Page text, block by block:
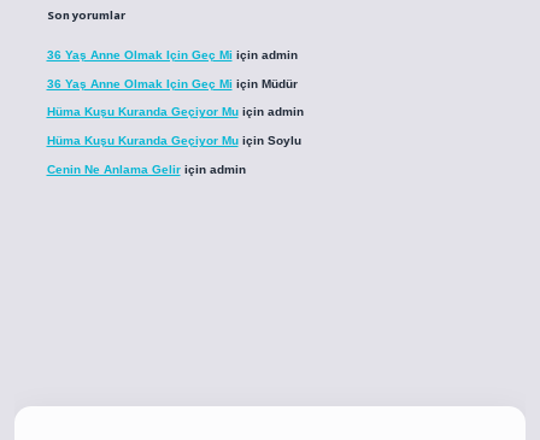
Son yorumlar
36 Yaş Anne Olmak Için Geç Mi için admin
36 Yaş Anne Olmak Için Geç Mi için Müdür
Hüma Kuşu Kuranda Geçiyor Muiçin admin
Hüma Kuşu Kuranda Geçiyor Muiçin Soylu
Cenin Ne Anlama Geliriçin admin